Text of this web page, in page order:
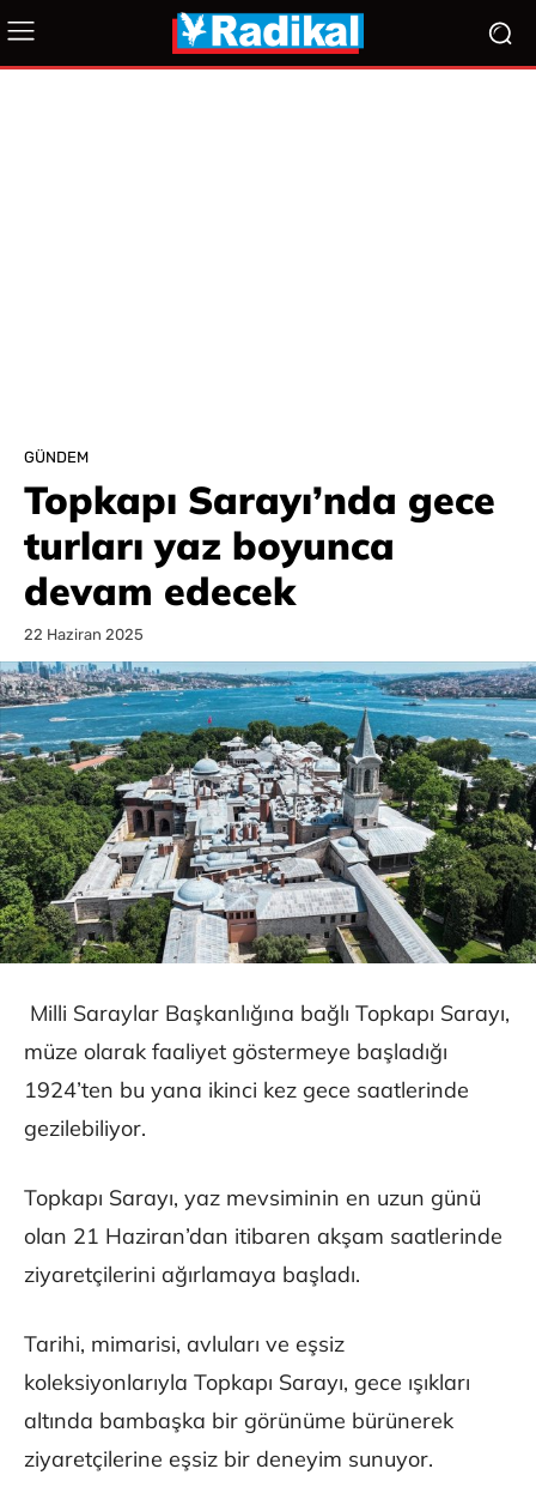
GÜNDEM
Topkapı Sarayı’nda gece
turları yaz boyunca
devam edecek
22 Haziran 2025
Milli Saraylar Başkanlığına bağlı Topkapı Sarayı,
müze olarak faaliyet göstermeye başladığı
1924’ten bu yana ikinci kez gece saatlerinde
gezilebiliyor.
Topkapı Sarayı, yaz mevsiminin en uzun günü
olan 21 Haziran’dan itibaren akşam saatlerinde
ziyaretçilerini ağırlamaya başladı.
Tarihi, mimarisi, avluları ve eşsiz
koleksiyonlarıyla Topkapı Sarayı, gece ışıkları
altında bambaşka bir görünüme bürünerek
ziyaretçilerine eşsiz bir deneyim sunuyor.